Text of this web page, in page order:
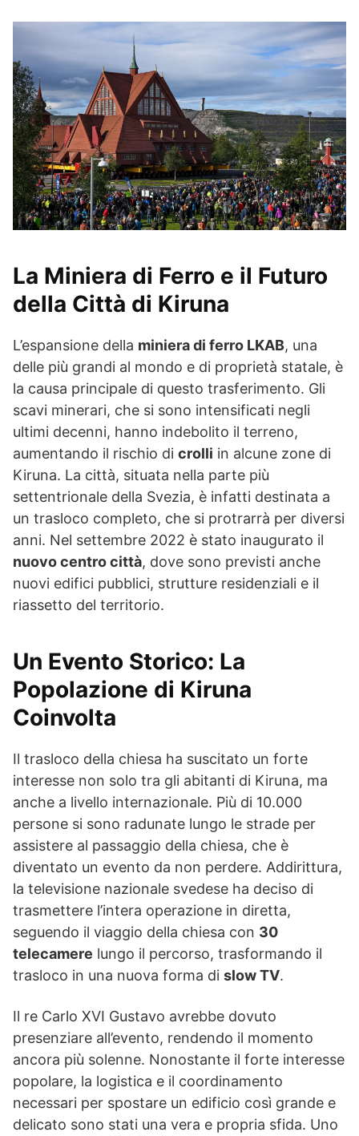
La Miniera di Ferro e il Futuro
della Città di Kiruna
L’espansione della miniera di ferro LKAB, una
delle più grandi al mondo e di proprietà statale, è
la causa principale di questo trasferimento. Gli
scavi minerari, che si sono intensificati negli
ultimi decenni, hanno indebolito il terreno,
aumentando il rischio di crolli in alcune zone di
Kiruna. La città, situata nella parte più
settentrionale della Svezia, è infatti destinata a
un trasloco completo, che si protrarrà per diversi
anni. Nel settembre 2022 è stato inaugurato il
nuovo centro città, dove sono previsti anche
nuovi edifici pubblici, strutture residenziali e il
riassetto del territorio.
Un Evento Storico: La
Popolazione di Kiruna
Coinvolta
Il trasloco della chiesa ha suscitato un forte
interesse non solo tra gli abitanti di Kiruna, ma
anche a livello internazionale. Più di 10.000
persone si sono radunate lungo le strade per
assistere al passaggio della chiesa, che è
diventato un evento da non perdere. Addirittura,
la televisione nazionale svedese ha deciso di
trasmettere l’intera operazione in diretta,
seguendo il viaggio della chiesa con 30
telecamere lungo il percorso, trasformando il
trasloco in una nuova forma di slow TV.
Il re Carlo XVI Gustavo avrebbe dovuto
presenziare all’evento, rendendo il momento
ancora più solenne. Nonostante il forte interesse
popolare, la logistica e il coordinamento
necessari per spostare un edificio così grande e
delicato sono stati una vera e propria sfida. Uno